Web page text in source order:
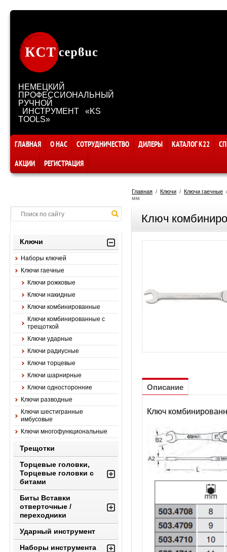
НЕМЕЦКИЙ
ПРОФЕССИОНАЛЬНЫЙ
РУЧНОЙ
ИНСТРУМЕНТ «KS
TOOLS»
ГЛАВНАЯ О НАС СОТРУДНИЧЕСТВО ДИЛЕРЫ КАТАЛОГ К22
АКЦИИ
РЕГИСТРАЦИЯ
Главная
  /
Ключи
  /
Ключи гаечные
мм
Ключи
Наборы ключей
Ключи гаечные
Ключи рожковые
Ключи накидные
Ключи комбинированные
Ключи комбинированные с
трещоткой
Ключи ударные
Ключи радиусные
Ключи торцевые
Ключи шарнирные
Ключи односторонние
Ключи разводные
Ключи шестигранные
имбусовые
Ключи многофункциональные
Трещотки
Торцевые головки,
Торцевые головки с
битами
Биты Вставки
отверточные /
переходники
Ударный инструмент
Наборы инструмента
Ключ
Описание
Ключ